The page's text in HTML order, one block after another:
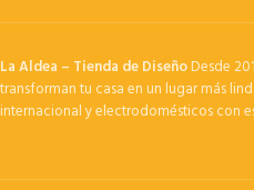
La Aldea – Tienda de DiseñoDesde
transforman tu casa en un lugar más
internacional y electrodomésticos con